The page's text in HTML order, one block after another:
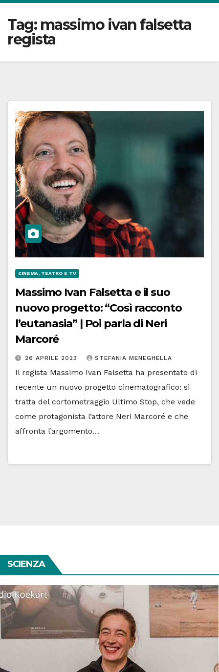
Tag: massimo ivan falsetta
regista
CINEMA, TEATRO E TV
Massimo Ivan Falsetta e il suo
nuovo progetto: “Così racconto
l’eutanasia” | Poi parla di Neri
Marcoré
26 APRILE 2023 STEFANIA MENEGHELLA
Il regista Massimo Ivan Falsetta ha presentato di
recente un nuovo progetto cinematografico: si
tratta del cortometraggio Ultimo Stop, che vede
come protagonista l’attore Neri Marcoré e che
affronta l’argomento…
SCIENZA